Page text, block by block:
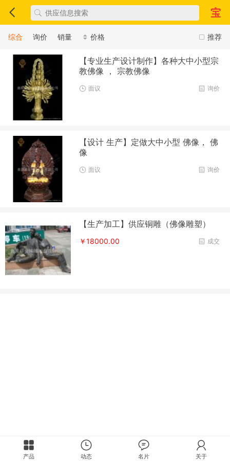
推荐
综合 询价 销量 价格
【专业生产设计制作】各种大中小型宗
教佛像 ， 宗教佛像
询价
面议
【设计 生产】定做大中小型 佛像， 佛
像
询价
面议
【生产加工】供应铜雕（佛像雕塑）
成交
￥18000.00
产品 动态 名片 关于